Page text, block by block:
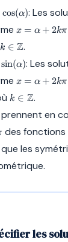
cos(α): Les
x =
+
2k\pi
x = α + 2kπ
k \in
k ∈ Z.
sin(α): Les
x =
+
2k\pi
x = α + 2kπ
k \in
k ∈ Z.
en
des fonctions
les
les